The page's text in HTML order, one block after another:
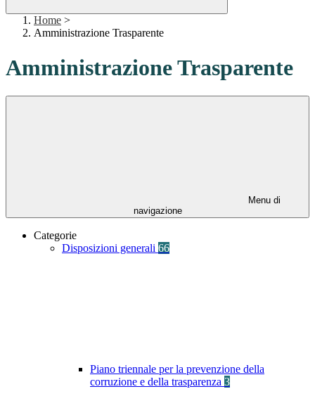
Home >
Amministrazione Trasparente
Amministrazione Trasparente
Menu di
navigazione
Categorie
Disposizioni generali 66
Piano triennale per la prevenzione della
corruzione e della trasparenza 3